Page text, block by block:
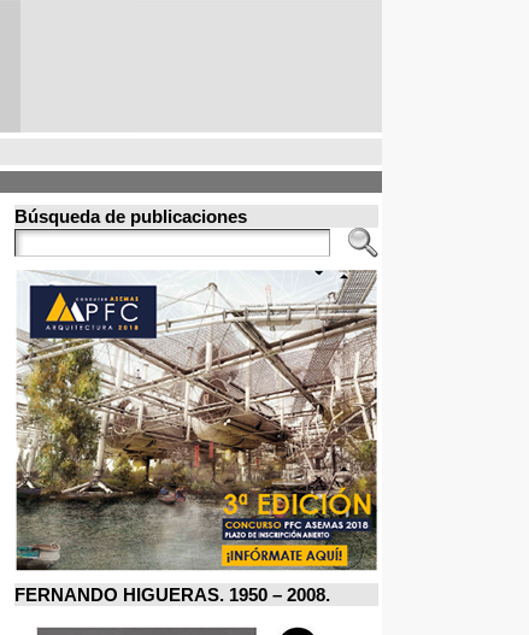
Búsqueda de publicaciones
FERNANDO HIGUERAS. 1950 – 2008.